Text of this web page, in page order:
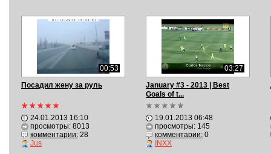
00:53
Посадил жену за руль
24.01.2013 16:10
просмотры: 8013
комментарии:28
Jus
03:27
January #3 - 2013 | Best
Goals of t...
19.01.2013 06:48
просмотры: 145
комментарии:0
INXX